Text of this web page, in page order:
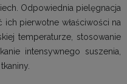
Odpowiednia pielęgnacja
pierwotne właściwości na
temperaturze, stosowanie
intensywnego suszenia,